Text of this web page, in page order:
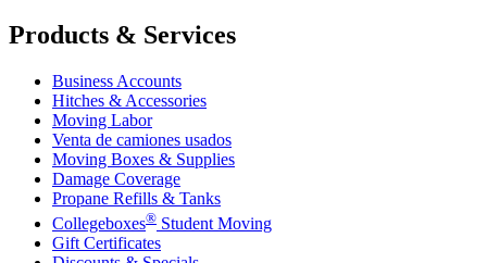
Products & Services
Business Accounts
Hitches & Accessories
Moving Labor
Venta de camiones usados
Moving Boxes & Supplies
Damage Coverage
Propane Refills & Tanks
Collegeboxes® Student Moving
Gift Certificates